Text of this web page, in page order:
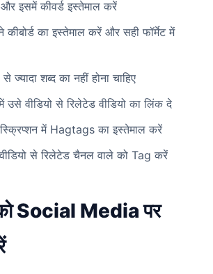
इसमें कीवर्ड इस्तेमाल करें
कीबोर्ड का इस्तेमाल करें और सही फॉर्मेट में
शब्द का नहीं होना चाहिए
उसे वीडियो से रिलेटेड वीडियो का लिंक दे
में Hagtags का इस्तेमाल करें
से रिलेटेड चैनल वाले को Tag करें
को Social Media पर